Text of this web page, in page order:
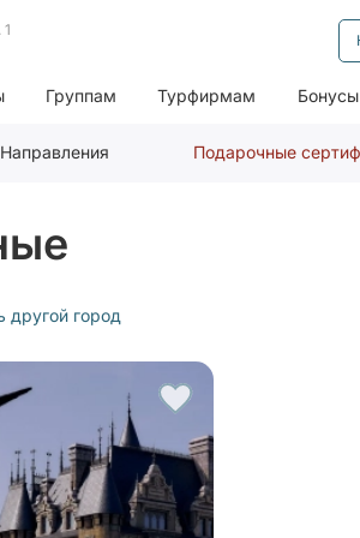
Группам Турфирмам Бонусы
Направления Подарочные
другой город